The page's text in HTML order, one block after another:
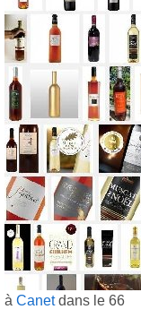
à Canetdans le 66